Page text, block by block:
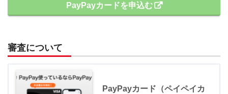
PayPayカードを申込む
審査について
PayPayカード（ペイペイカ